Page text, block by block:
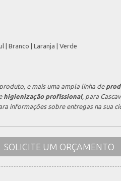
| Branco | Laranja | Verde
e mais uma ampla linha de
higienização profissional, para
informações sobre entregas na sua
SOLICITE UM ORÇAMENTO